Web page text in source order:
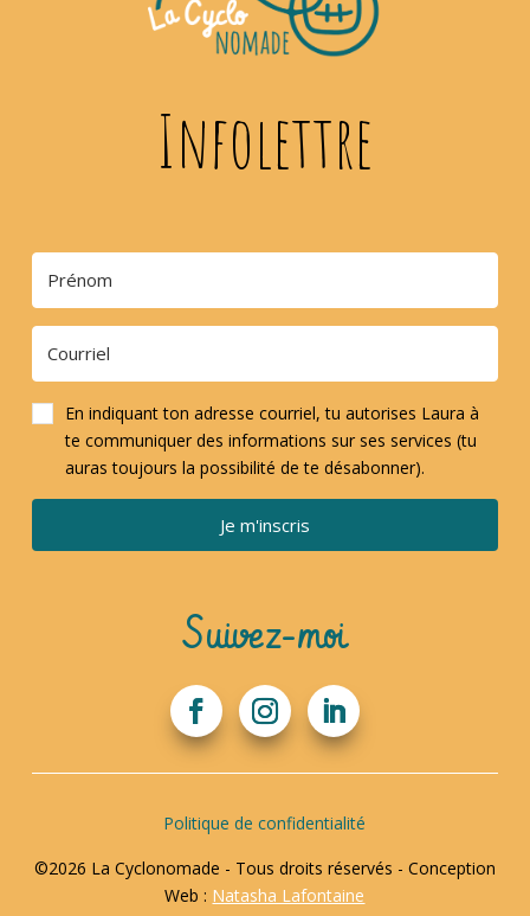
Infolettre
En indiquant ton adresse courriel, tu autorises Laura à
te communiquer des informations sur ses services (tu
auras toujours la possibilité de te désabonner).
Je m'inscris
Suivez-moi
Politique de confidentialité
©2026 La Cyclonomade - Tous droits réservés - Conception
Web : Natasha Lafontaine